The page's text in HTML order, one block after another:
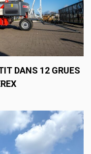
DANS 12 GRUES